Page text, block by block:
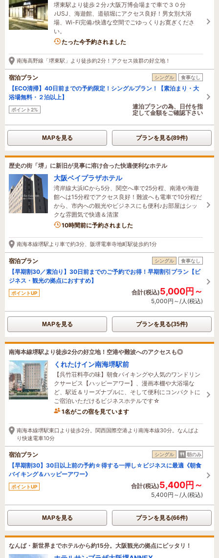
堺東駅より徒歩２分♪大阪万博会場まで車で３０分
♪USJ、海遊館、道頓堀にアクセス良好！男女別大浴
場、Wi-Fi完備♪快適な空間でごゆっくりお寛ぎくださ
い。
たった今予約されました
南海高野線「堺東駅」より徒歩約2分！アクセス抜群の好立地！
宿泊プラン シングル 食事なし
【ECO清掃】40日前までの予約限定！シングルプラン！【素泊まり・大
浴場無料・２泊以上】
ポイント2%
連泊プランの為、日付を指
定して金額をご確認下さい
MAPを見る プランを見る(89件)
歴史の街「堺」に新旧が見事に溶け合った快適便利なホテル
大阪ベイプラザホテル
湾岸線大浜ICから5分、関空へ車で25分程、南港や海遊
館へは15分程でアクセス良好！難波へも電車で10分程だ
から、市内への観光やビジネスにも便利♪お部屋はシッ
クな雰囲気で快適＆清潔
10時間前に予約されました
南海本線堺駅より車で約3分、阪堺電車寺地町駅徒歩約1分
宿泊プラン シングル 食事なし
【早期割30／素泊り】30日前までのご予約でお得！早期割引プラン【ビ
ジネス・観光の拠点におすすめ】
ポイントUP 合計(税込)5,000円～
5,000円～/人(税込)
MAPを見る プランを見る(35件)
南海本線堺駅より徒歩2分の好立地！空港や難波へのアクセスも◎
くれたけイン南海堺駅前
【呉竹荘料亭の味】朝食バイキングや人気のワンドリン
クサービス【ハッピーアワー】、漫画本棚や大浴場な
ど、駅近＆リーズナブルに、そして便利にコンパクトに
ご宿泊いただけるビジネスホテルです☆
1名がこの宿を見ています
2時間前に予約されました
南海本線堺駅東口より徒歩2分。関西国際空港より南海本線30分。なんばよ
り快速電車10分
宿泊プラン シングル 朝のみ
【早期割30】30日以上前の予約☆得する一押し☆ビジネスに最適《朝食
バイキング＆ハッピーアワー》
ポイントUP 合計(税込)5,400円～
5,400円～/人(税込)
MAPを見る プランを見る(66件)
なんば・新世界までホテルから約15分。大阪観光の拠点にピッタリ！